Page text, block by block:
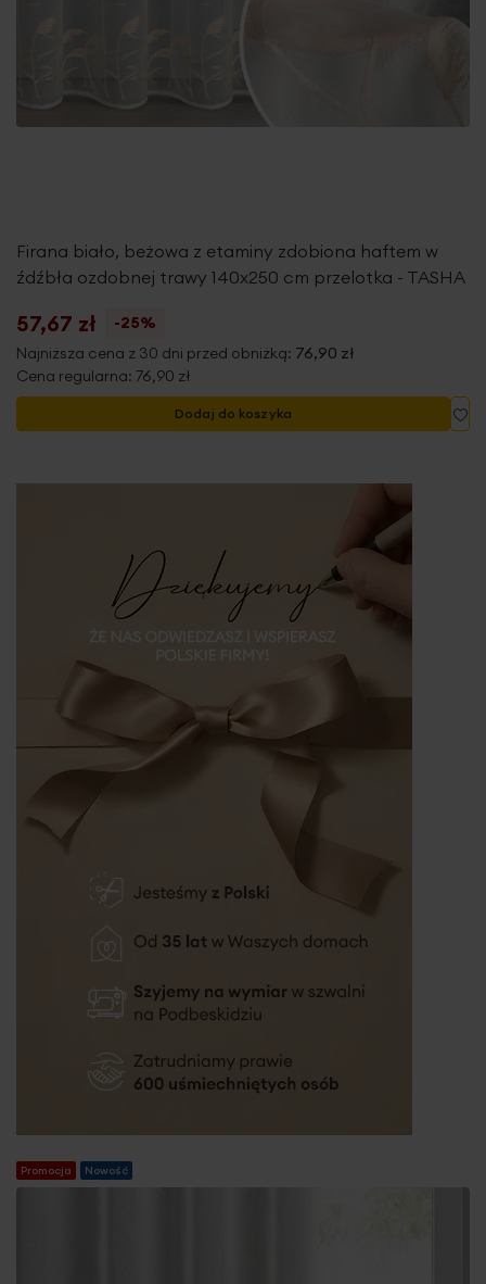
Firana biało, beżowa z etaminy zdobiona haftem w
źdźbła ozdobnej trawy 140x250 cm przelotka - TASHA
57,67 zł
-25%
Najniższa cena z 30 dni przed obniżką: 76,90 zł
Cena regularna: 76,90 zł
Dodaj do koszyka
Promocja Nowość